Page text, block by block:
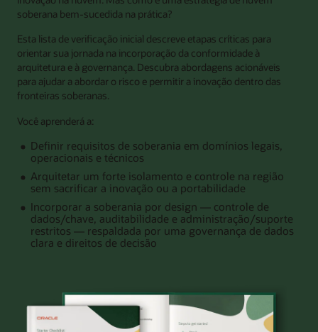
soberana bem-sucedida na prática?
Esta lista de verificação inicial descreve etapas críticas para
orientar sua jornada na incorporação da conformidade à
arquitetura e à governança. Descubra abordagens acionáveis
para ajudar a abordar o risco e permitir a inovação dentro das
fronteiras soberanas.
Você aprenderá a:
Definir requisitos de soberania em domínios legais,
operacionais e técnicos
Arquitetar um forte isolamento e controle na região
sem sacrificar a inovação ou a portabilidade
Incorporar a soberania por design — controle de
dados/chave, auditabilidade e administração/suporte
restritos — respaldada por uma governança de dados
clara e direitos de decisão